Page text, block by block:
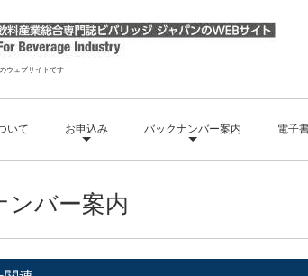
ウェブサイトです
いて お申込み バックナンバー案内 電子
ンバー案内